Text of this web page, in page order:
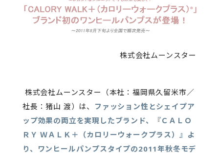
株式会社ムーンスター
株式会社ムーンスター（本社：福岡県久留米市／
社長：猪山 渡）は、
ファッション性とシェイプア
ップ効果の両立を実現したブランド、『ＣＡＬＯ
ＲＹ ＷＡＬＫ＋（カロリーウォークプラス）』よ
り、ワンヒールパンプスタイプの2011年秋冬モデ